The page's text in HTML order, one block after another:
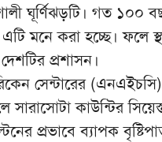
ঘূর্ণিঝড়টি। গত ১০০
মনে করা হচ্ছে। ফলে
প্রশাসন।
সেন্টারের
সারাসোটা কাউন্টির
প্রভাবে ব্যাপক